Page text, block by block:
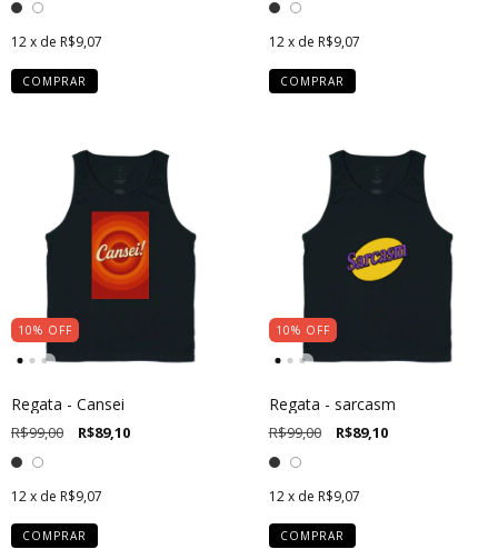
12x de R$9,07
COMPRAR
12 x de R$9,07
COMPRAR
10% OFF
Regata - Cansei
R$99,00 R$89,10
12x de R$9,07
COMPRAR
10% OFF
Regata - sarcasm
R$99,00 R$89,10
12 x de R$9,07
COMPRAR